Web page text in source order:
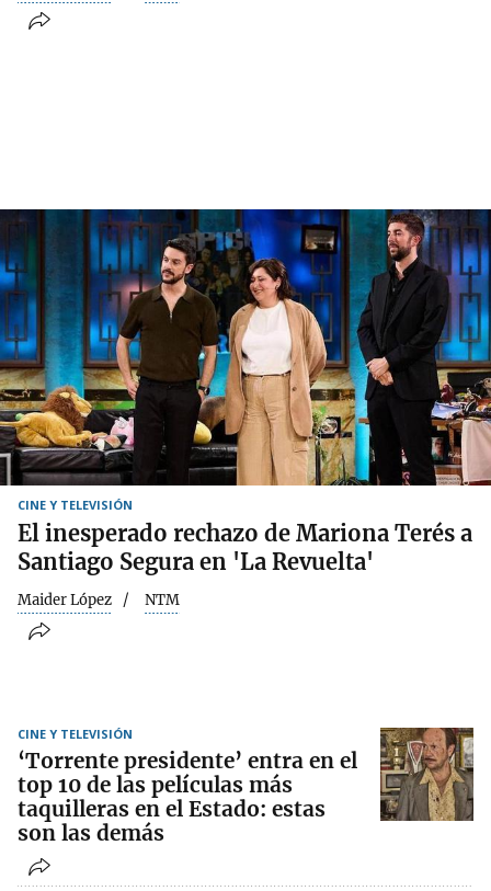
CINE Y TELEVISIÓN
El inesperado rechazo de Mariona Terés a
Santiago Segura en 'La Revuelta'
Maider López NTM
CINE Y TELEVISIÓN
‘Torrente presidente’ entra en el
top 10 de las películas más
taquilleras en el Estado: estas
son las demás